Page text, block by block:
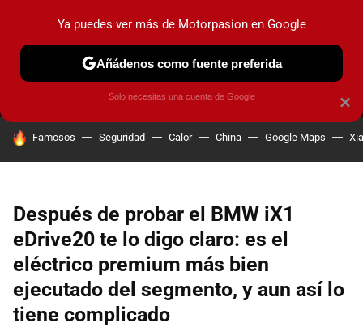
MENÚ NUEVO
COCHES ELÉCTRICOS OBSERVATORIO
HOY SE HABLA DE
Famosos Seguridad Calor China Google Maps
Después de probar el BMW iX1
eDrive20 te lo digo claro: es el
eléctrico premium más bien
ejecutado del segmento, y aun así lo
tiene complicado
×
Ya puedes ver más de Motorpasion en Google
Añádenos como fuente preferida
Solo necesitas una cuenta de Google